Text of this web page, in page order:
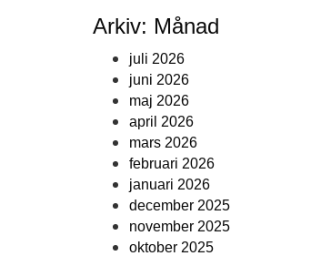
Arkiv: Månad
juli 2026
juni 2026
maj 2026
april 2026
mars 2026
februari 2026
januari 2026
december 2025
november 2025
oktober 2025